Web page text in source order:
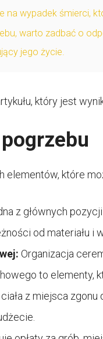
na wypadek śmierci,
warto zadbać o
jego życie.
który jest
elementów, które
z głównych
od materiału i
Organizacja
to elementy,
z miejsca